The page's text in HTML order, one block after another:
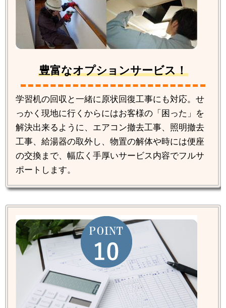
豊富なオプションサービス！
学習机の回収と一緒に原状回復工事にも対応。せ
っかく現地に行くからにはお客様の「困った」を
解決出来るように、エアコン撤去工事、照明撤去
工事、給湯器の取外し、物置の解体や時には便座
の交換まで、幅広く手厚いサービス内容でフルサ
ポートします。